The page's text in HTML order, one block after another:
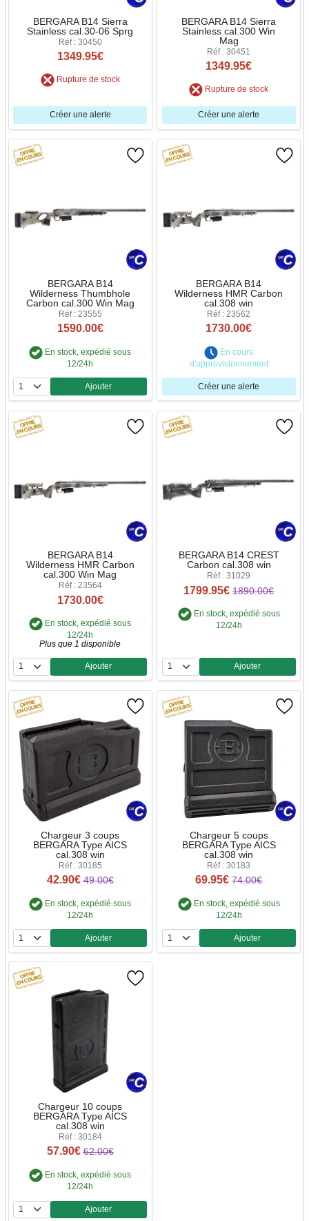
BERGARA B14 Sierra
Stainless cal.30-06 Sprg
Réf : 30450
1349.95€
Rupture de stock
Créer une alerte
BERGARA B14 Sierra
Stainless cal.300 Win
Mag
Réf : 30451
1349.95€
Rupture de stock
Créer une alerte
BERGARA B14
Wilderness Thumbhole
Carbon cal.300 Win Mag
Réf : 23555
1590.00€
En stock, expédié sous
12/24h
Quantité
Ajouter
BERGARA B14
Wilderness HMR Carbon
cal.308 win
Réf : 23562
1730.00€
En cours
d'approvisionnement
Créer une alerte
BERGARA B14
Wilderness HMR Carbon
cal.300 Win Mag
Réf : 23564
1730.00€
En stock, expédié sous
12/24h
Plus que 1 disponible
Quantité
Ajouter
BERGARA B14 CREST
Carbon cal.308 win
Réf : 31029
1799.95€ 1890.00€
En stock, expédié sous
12/24h
Quantité
Ajouter
Chargeur 3 coups
BERGARA Type AICS
cal.308 win
Réf : 30185
42.90€ 49.00€
En stock, expédié sous
12/24h
Quantité
Ajouter
Chargeur 5 coups
BERGARA Type AICS
cal.308 win
Réf : 30183
69.95€ 74.00€
En stock, expédié sous
12/24h
Quantité
Ajouter
Chargeur 10 coups
BERGARA Type AICS
cal.308 win
Réf : 30184
57.90€ 62.00€
En stock, expédié sous
12/24h
Quantité
Ajouter